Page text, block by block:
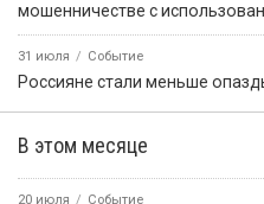
мошенничестве с
31 июля Событие
Россияне стали меньше
В этом месяце
20 июля Событие